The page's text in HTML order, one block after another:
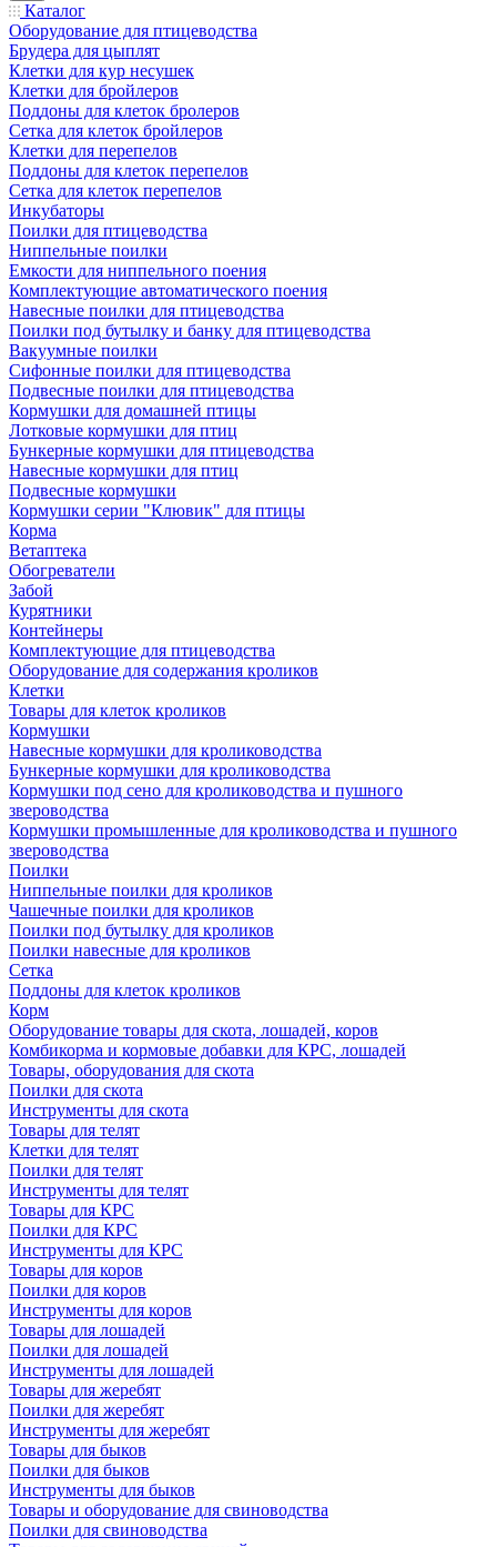
Каталог
Оборудование для птицеводства
Брудера для цыплят
Клетки для кур несушек
Клетки для бройлеров
Поддоны для клеток бролеров
Сетка для клеток бройлеров
Клетки для перепелов
Поддоны для клеток перепелов
Сетка для клеток перепелов
Инкубаторы
Поилки для птицеводства
Ниппельные поилки
Емкости для ниппельного поения
Комплектующие автоматического поения
Навесные поилки для птицеводства
Поилки под бутылку и банку для птицеводства
Вакуумные поилки
Сифонные поилки для птицеводства
Подвесные поилки для птицеводства
Кормушки для домашней птицы
Лотковые кормушки для птиц
Бункерные кормушки для птицеводства
Навесные кормушки для птиц
Подвесные кормушки
Кормушки серии "Клювик" для птицы
Корма
Ветаптека
Обогреватели
Забой
Курятники
Контейнеры
Комплектующие для птицеводства
Оборудование для содержания кроликов
Клетки
Товары для клеток кроликов
Кормушки
Навесные кормушки для кролиководства
Бункерные кормушки для кролиководства
Кормушки под сено для кролиководства и пушного
звероводства
Кормушки промышленные для кролиководства и пушного
звероводства
Поилки
Ниппельные поилки для кроликов
Чашечные поилки для кроликов
Поилки под бутылку для кроликов
Поилки навесные для кроликов
Сетка
Поддоны для клеток кроликов
Корм
Оборудование товары для скота, лошадей, коров
Комбикорма и кормовые добавки для КРС, лошадей
Товары, оборудования для скота
Поилки для скота
Инструменты для скота
Товары для телят
Клетки для телят
Поилки для телят
Инструменты для телят
Товары для КРС
Поилки для КРС
Инструменты для КРС
Товары для коров
Поилки для коров
Инструменты для коров
Товары для лошадей
Поилки для лошадей
Инструменты для лошадей
Товары для жеребят
Поилки для жеребят
Инструменты для жеребят
Товары для быков
Поилки для быков
Инструменты для быков
Товары и оборудование для свиноводства
Поилки для свиноводства